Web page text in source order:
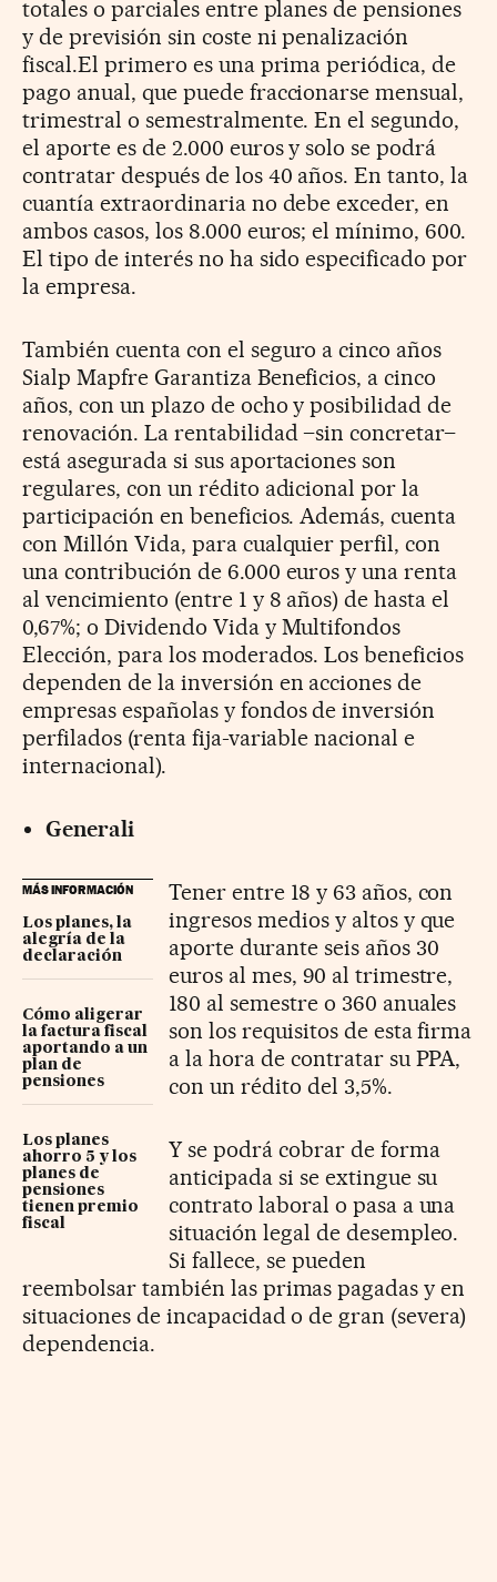
totales o parciales entre planes de pensiones
y de previsión sin coste ni penalización
fiscal.El primero es una prima periódica, de
pago anual, que puede fraccionarse mensual,
trimestral o semestralmente. En el segundo,
el aporte es de 2.000 euros y solo se podrá
contratar después de los 40 años. En tanto, la
cuantía extraordinaria no debe exceder, en
ambos casos, los 8.000 euros; el mínimo, 600.
El tipo de interés no ha sido especificado por
la empresa.
También cuenta con el seguro a cinco años
Sialp Mapfre Garantiza Beneficios, a cinco
años, con un plazo de ocho y posibilidad de
renovación. La rentabilidad –sin concretar–
está asegurada si sus aportaciones son
regulares, con un rédito adicional por la
participación en beneficios. Además, cuenta
con Millón Vida, para cualquier perfil, con
una contribución de 6.000 euros y una renta
al vencimiento (entre 1 y 8 años) de hasta el
0,67%; o Dividendo Vida y Multifondos
Elección, para los moderados. Los beneficios
dependen de la inversión en acciones de
empresas españolas y fondos de inversión
perfilados (renta fija-variable nacional e
internacional).
Generali
MÁS INFORMACIÓN
Los planes, la
alegría de la
declaración
Cómo aligerar
la factura fiscal
aportando a un
plan de
pensiones
Los planes
ahorro 5 y los
planes de
pensiones
tienen premio
fiscal
Tener entre 18 y 63 años, con
ingresos medios y altos y que
aporte durante seis años 30
euros al mes, 90 al trimestre,
180 al semestre o 360 anuales
son los requisitos de esta firma
a la hora de contratar su PPA,
con un rédito del 3,5%.
Y se podrá cobrar de forma
anticipada si se extingue su
contrato laboral o pasa a una
situación legal de desempleo.
Si fallece, se pueden
reembolsar también las primas pagadas y en
situaciones de incapacidad o de gran (severa)
dependencia.